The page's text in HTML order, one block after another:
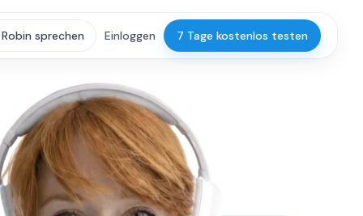
sprechen Einloggen 7 Tage kostenlos testen